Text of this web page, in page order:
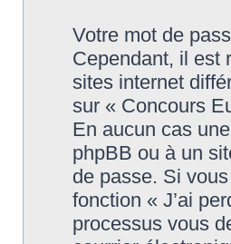
Votre mot de
Cependant, il est
sites internet
sur « Concours
En aucun cas
phpBB ou à un
de passe. Si
fonction « J’ai
processus vous